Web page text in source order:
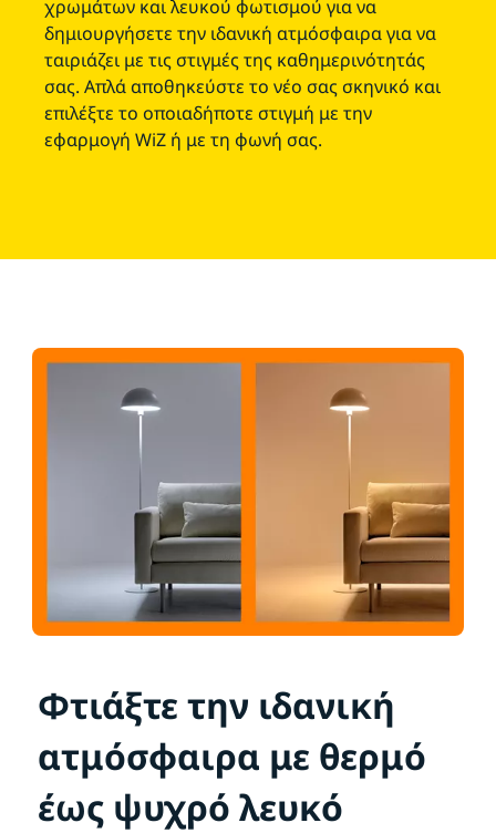
χρωμάτων και λευκού φωτισμού για να
δημιουργήσετε την ιδανική ατμόσφαιρα για να
ταιριάζει με τις στιγμές της καθημερινότητάς
σας. Απλά αποθηκεύστε το νέο σας σκηνικό και
επιλέξτε το οποιαδήποτε στιγμή με την
εφαρμογή WiZ ή με τη φωνή σας.
Φτιάξτε την ιδανική
ατμόσφαιρα με θερμό
έως ψυχρό λευκό